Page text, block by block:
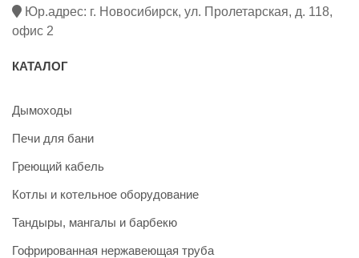
Юр.адрес: г. Новосибирск, ул. Пролетарская, д. 118,
офис 2
КАТАЛОГ
Дымоходы
Печи для бани
Греющий кабель
Котлы и котельное оборудование
Тандыры, мангалы и барбекю
Гофрированная нержавеющая труба